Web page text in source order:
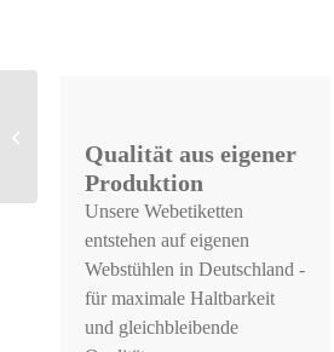
Qualität aus eigener
Produktion
Unsere Webetiketten
entstehen auf eigenen
Webstühlen in Deutschland -
für maximale Haltbarkeit
und gleichbleibende
oder zweizeilig,
Druckschrift, schwarz...